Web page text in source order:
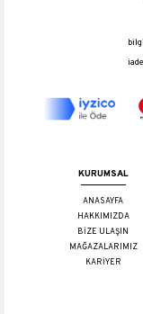
KURUMSAL
ANASAYFA
HAKKIMIZDA
BİZE ULAŞIN
MAĞAZALARIMIZ
KARİYER